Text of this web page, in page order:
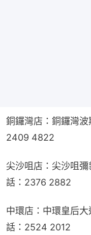
銅鑼灣店：銅鑼灣
2409 4822
尖沙咀店：尖沙咀
話：2376 2882
中環店：中環皇后
話：2524 2012